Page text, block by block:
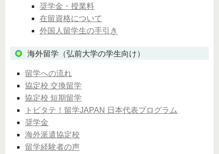
奨学金・授業料
在留資格について
外国人留学生の手引き
海外留学（弘前大学の学生向け）
留学への流れ
協定校 交換留学
協定校 短期留学
トビタテ！留学JAPAN 日本代表プログラム
奨学金
海外派遣協定校
留学経験者の声